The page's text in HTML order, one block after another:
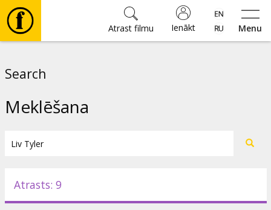
Menu
Ienākt
Atrast filmu
Pasākumi
Search
Meklēšana
Atrasts: 9